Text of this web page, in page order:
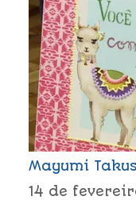
Mayumi
14 de